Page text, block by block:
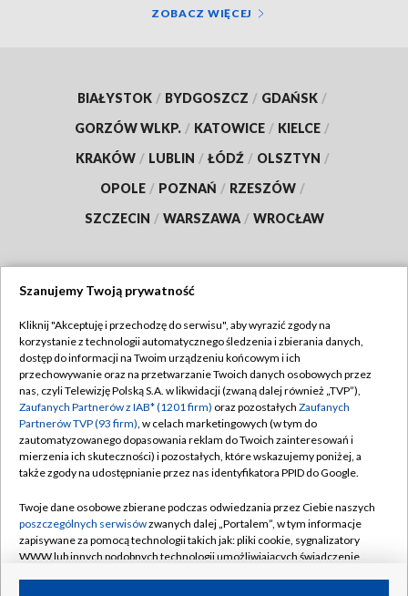
ZOBACZ WIĘCEJ
BIAŁYSTOK / BYDGOSZCZ / GDAŃSK /
GORZÓW WLKP. / KATOWICE / KIELCE /
KRAKÓW / LUBLIN / ŁÓDŹ / OLSZTYN /
OPOLE / POZNAŃ / RZESZÓW /
SZCZECIN / WARSZAWA / WROCŁAW
TVP
Abonament TVP
Emisja w TVP
Centrum informacji TVP
Naziemna Telewizja Cyfrowa
Rada Programowa
System NOS
Informacje o nadawcy
Regulamin TVP
Polityka prywatności
Moje zgody
Pomoc
Kontakt
Kanały
Szanujemy Twoją prywatność
Kliknij "Akceptuję i przechodzę do serwisu", aby wyrazić zgody na
korzystanie z technologii automatycznego śledzenia i zbierania danych,
dostęp do informacji na Twoim urządzeniu końcowym i ich
przechowywanie oraz na przetwarzanie Twoich danych osobowych przez
nas, czyli Telewizję Polską S.A. w likwidacji (zwaną dalej również „TVP”),
Zaufanych Partnerów z IAB* (1201 firm) oraz pozostałych Zaufanych
Partnerów TVP (93 firm), w celach marketingowych (w tym do
zautomatyzowanego dopasowania reklam do Twoich zainteresowań i
mierzenia ich skuteczności) i pozostałych, które wskazujemy poniżej, a
także zgody na udostępnianie przez nas identyfikatora PPID do Google.
Twoje dane osobowe zbierane podczas odwiedzania przez Ciebie naszych
poszczególnych serwisówzwanych dalej „Portalem”, w tym informacje
zapisywane za pomocą technologii takich jak: pliki cookie, sygnalizatory
WWW lub innych podobnych technologii umożliwiających świadczenie